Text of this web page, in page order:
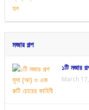
মজার গল্প
১টি মজার
March